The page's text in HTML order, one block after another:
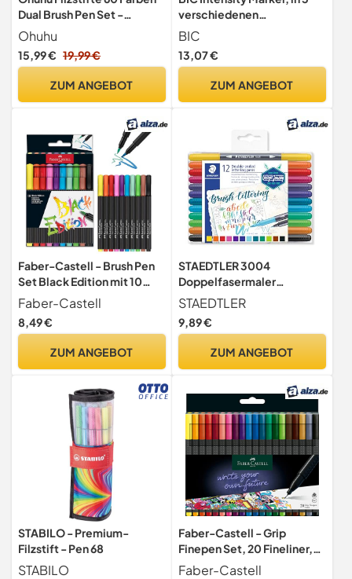
Dual Brush Pen Set -
Pinselmarker & Fineliner,
Filzstifte für Erwachsene,
Wasserbasierte Stifte für
Handlettering & Mandala,
Ohuhu
15,99 € 19,99 €
ZUM ANGEBOT
verschiedenen
Metallicfarben,
Strichstärke: 0.8 mm, mit
komfortablem Gummigriff
gold/silber/bronze
BIC
13,07 €
ZUM ANGEBOT
Faber-Castell - Brush Pen
Set Black Edition mit 10
leuchtenden Farben
Faber-Castell
8,49 €
ZUM ANGEBOT
STAEDTLER 3004
Doppelfasermaler
Handlettering – 12er Set
STAEDTLER
9,89 €
ZUM ANGEBOT
STABILO - Premium-
Filzstift - Pen 68
STABILO
Faber-Castell - Grip
Finepen Set, 20 Fineliner,
Linienbreite 0,4 mm
Faber-Castell